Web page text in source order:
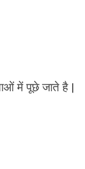
में पूछे जाते है |